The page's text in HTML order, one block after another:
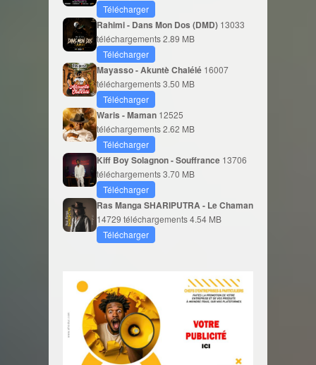
Télécharger
Rahimi - Dans Mon Dos (DMD) 13033
téléchargements2.89 MB
Télécharger
Mayasso - Akuntè Chalélé 16007
téléchargements3.50 MB
Télécharger
Waris - Maman 12525
téléchargements2.62 MB
Télécharger
Kiff Boy Solagnon - Souffrance 13706
téléchargements3.70 MB
Télécharger
Ras Manga SHARIPUTRA - Le Chaman
14729 téléchargements4.54 MB
Télécharger